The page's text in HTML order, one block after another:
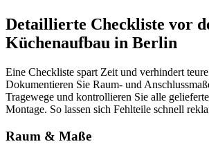
Detaillierte Checkliste vor
Küchenaufbau in Berlin
Eine Checkliste spart Zeit und verhindert
Dokumentieren Sie Raum- und
Tragewege und kontrollieren Sie alle
Montage. So lassen sich Fehlteile schnell
Raum & Maße